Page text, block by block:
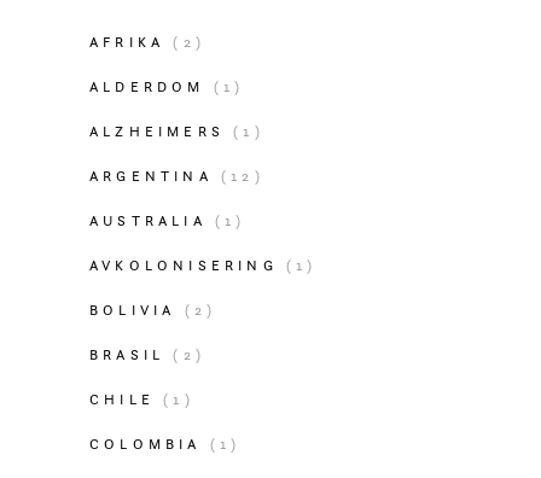
AFRIKA (2)
ALDERDOM (1)
ALZHEIMERS (1)
ARGENTINA (12)
AUSTRALIA (1)
AVKOLONISERING (1)
BOLIVIA (2)
BRASIL (2)
CHILE (1)
COLOMBIA (1)